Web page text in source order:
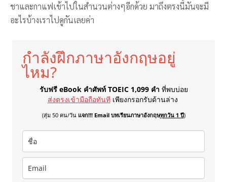
ชาและกาแฟเข้าไปในสำนวนต่างๆอีกด้วย มาถึงตรงนี้มันจะมี
อะไรบ้างเราไปดูกันเลยค่า
กำลังฝึกภาษาอังกฤษอยู่
ไหม?
รับฟรี eBook คำศัพท์ TOEIC 1,099 คำ ที่พบบ่อย
ส่งตรงเข้ามือถือทันที เพียงกรอกรับด้านล่าง
(สุ่ม 50 คน/วัน แจก!!! Email บทเรียนภาษาอังกฤษทุกวัน 1 ปี)